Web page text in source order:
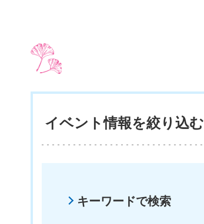
イベント情報を絞り込む
キーワードで検索